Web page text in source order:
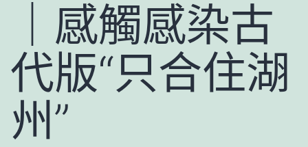
｜感觸感染古
代版“只合住湖
州”